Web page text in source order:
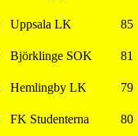
Uppsala LK 85
Björklinge SOK 81
Hemlingby LK 79
FK Studenterna 80